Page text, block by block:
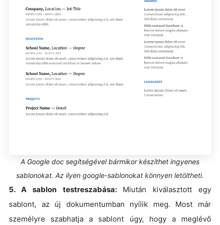
A Google doc segítségével bármikor készíthet ingyenes
sablonokat. Az ilyen google-sablonokat könnyen letöltheti.
5. A sablon testreszabása: Miután kiválasztott egy
sablont, az új dokumentumban nyílik meg. Most már
személyre szabhatja a sablont úgy, hogy a meglévő